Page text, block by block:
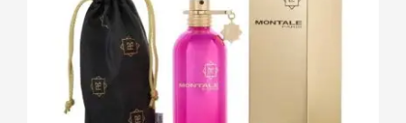
Roses Musk